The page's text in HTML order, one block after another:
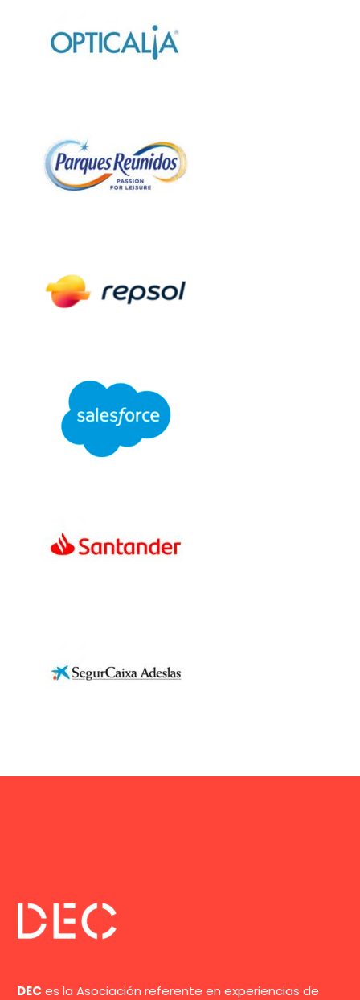
DEC es la Asociación referente en experiencias de